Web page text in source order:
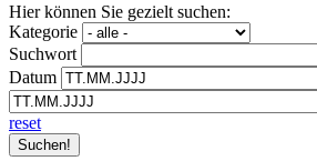
Hier können Sie gezielt suchen:
Kategorie
Suchwort
Datum
reset